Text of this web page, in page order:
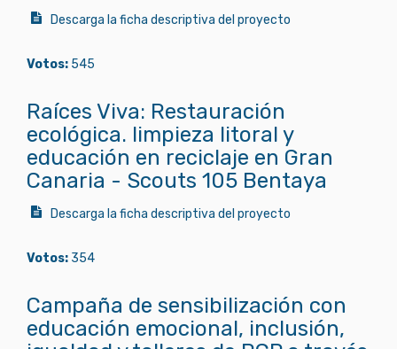
Descarga la ficha descriptiva del proyecto
Votos: 545
Raíces Viva: Restauración
ecológica. limpieza litoral y
educación en reciclaje en Gran
Canaria - Scouts 105 Bentaya
Descarga la ficha descriptiva del proyecto
Votos: 354
Campaña de sensibilización con
educación emocional, inclusión,